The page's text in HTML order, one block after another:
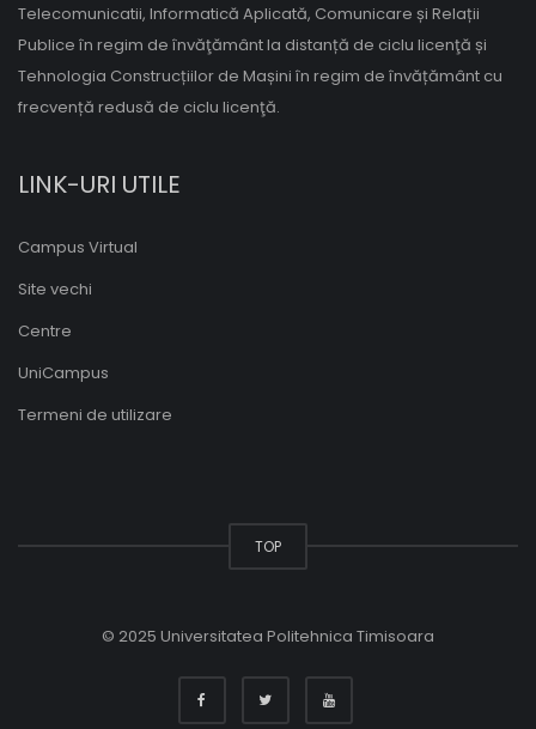
Telecomunicatii, Informatică Aplicată, Comunicare și Relații
Publice în regim de învăţământ la distanță de ciclu licenţă și
Tehnologia Construcțiilor de Mașini în regim de învățământ cu
frecvență redusă de ciclu licenţă.
LINK-URI UTILE
Campus Virtual
Site vechi
Centre
UniCampus
Termeni de utilizare
TOP
© 2025 Universitatea Politehnica Timisoara